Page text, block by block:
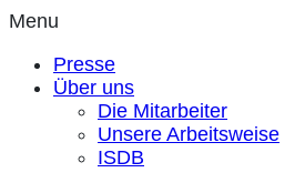
Menu
Presse
Über uns
Die Mitarbeiter
Unsere Arbeitsweise
ISDB